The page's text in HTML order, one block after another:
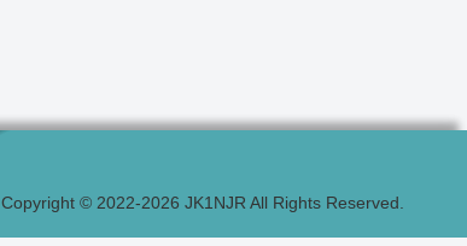
Copyright © 2022-2026 JK1NJR All Rights Reserved.